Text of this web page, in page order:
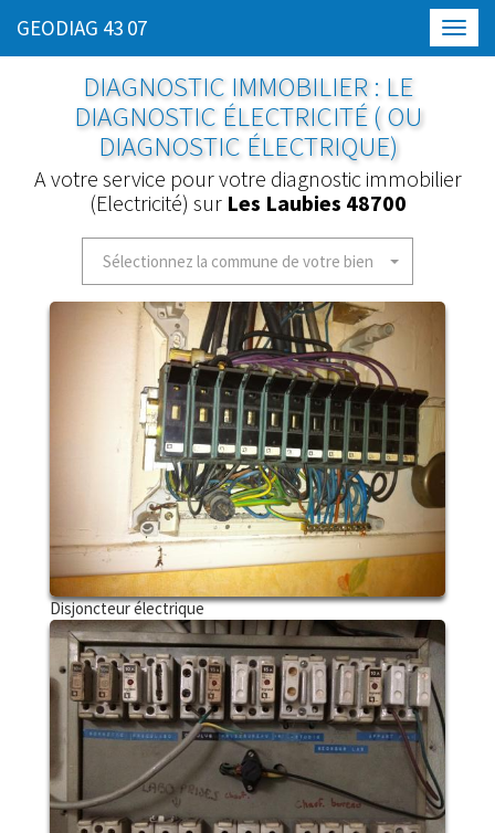
GEODIAG 43 07
DIAGNOSTIC IMMOBILIER : LE
DIAGNOSTIC ÉLECTRICITÉ ( OU
DIAGNOSTIC ÉLECTRIQUE)
A votre service pour votre diagnostic immobilier
(Electricité) sur Les Laubies 48700
Sélectionnez la commune de votre bien
Disjoncteur électrique